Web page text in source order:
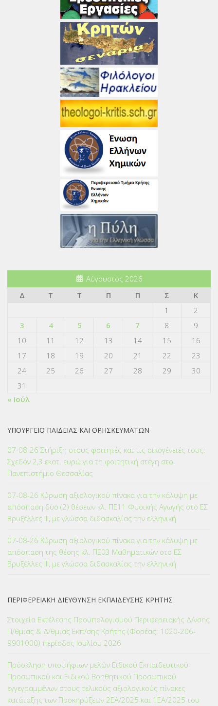
Αύγουστος 2026
Δ
Τ Τ Π Π Σ
Κ
1
2
3
4 5 6 7 8
9
10
11 12 13 14 15
16
17
18 19 20 21 22
23
24
25 26 27 28 29
30
31
« Ιούλ
ΥΠΟΥΡΓΕΙΟ ΠΑΙΔΕΙΑΣ ΚΑΙ ΘΡΗΣΚΕΥΜΑΤΩΝ
07-08-26 Στήριξη στους φοιτητές και τις οικογένειές τους:
Σχεδόν 2,3 εκατ. ευρώ για τη φοιτητική στέγη στο
Πανεπιστήμιο Θεσσαλίας
07-08-26 Κύρωση αξιολογικού πίνακα για την κάλυψη με
απόσπαση δύο (2) θέσεων κλ. ΠΕ11 Φυσικής Αγωγής στο ΕΣ
Βρυξέλλες ΙΙΙ, με γλώσσα διδασκαλίας την ελληνική
07-08-26 Κύρωση αξιολογικού πίνακα για την κάλυψη με
απόσπαση της θέσης κλ. ΠΕ03 Μαθηματικών στο ΕΣ
Βρυξέλλες ΙΙΙ, με γλώσσα διδασκαλίας την ελληνική
ΠΕΡΙΦΕΡΕΙΑΚΗ ΔΙΕΥΘΥΝΣΗ ΕΚΠΑΙΔΕΥΣΗΣ ΚΡΗΤΗΣ
Στοιχεία Εκτέλεσης Προϋπολογισμού Περιφερειακής Δ/νσης
Π/θμιας & Δ/θμιας Εκπ/σης Κρήτης (Φορέας: 1020-206-
9901000) περίοδος Ιουλίου 2026
Πρόσκληση υποψήφιων μελών Ειδικού Εκπαιδευτικού
Προσωπικού και Ειδικού Βοηθητικού Προσωπικού
εγγεγραμμένων στους τελικούς αξιολογικούς πίνακες
κατάταξης των Προκηρύξεων 2ΕΑ/2025 και 1ΕΑ/2025 του